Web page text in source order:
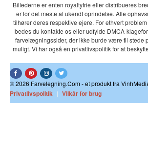
Billederne er enten royaltyfrie eller distribueres
er for det meste af ukendt oprindelse. Alle
tilhører deres respektive ejere. For ethvert
bedes du kontakte os eller udfylde DMCA-
farvelægningssider, der ikke burde være til stede
muligt. Vi har også en privatlivspolitik for at
© 2026 Farvelegning.Com - et produkt fra
Privatlivspolitik | Vilkår for brug